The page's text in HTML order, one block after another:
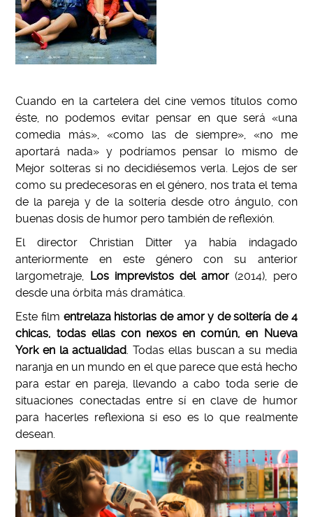
Cuando en la cartelera del cine vemos títulos como
éste, no podemos evitar pensar en que será «una
comedia más», «como las de siempre», «no me
aportará nada» y podríamos pensar lo mismo de
Mejor solteras si no decidiésemos verla. Lejos de ser
como su predecesoras en el género, nos trata el tema
de la pareja y de la soltería desde otro ángulo, con
buenas dosis de humor pero también de reflexión.
El director Christian Ditter ya había indagado
anteriormente en este género con su anterior
largometraje, Los imprevistos del amor (2014), pero
desde una órbita más dramática.
Este film entrelaza historias de amor y de soltería de 4
chicas, todas ellas con nexos en común, en Nueva
York en la actualidad. Todas ellas buscan a su media
naranja en un mundo en el que parece que está hecho
para estar en pareja, llevando a cabo toda serie de
situaciones conectadas entre sí en clave de humor
para hacerles reflexiona si eso es lo que realmente
desean.